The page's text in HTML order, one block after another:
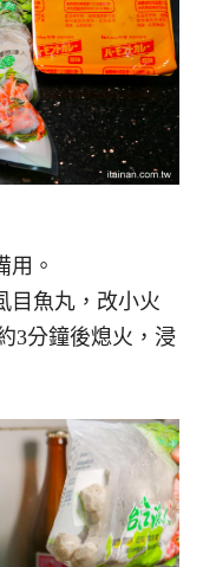
用。
目魚丸，改小火
3分鐘後熄火，浸